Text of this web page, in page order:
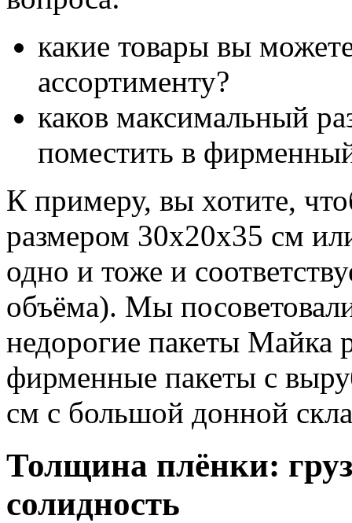
какие товары вы
ассортименту?
каков максимальный
поместить в
К примеру, вы хотите,
размером 30х20х35 см
одно и тоже и
объёма). Мы
недорогие пакеты Майка
фирменные пакеты с
см с большой донной
Толщина плёнки:
солидность